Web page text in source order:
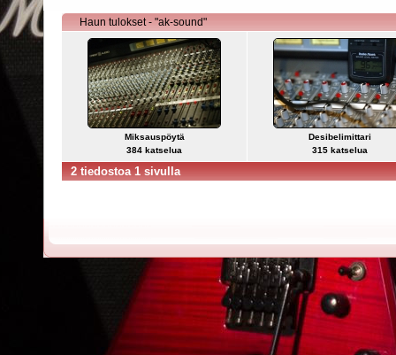
Haun tulokset - "ak-sound"
Miksauspöytä
384 katselua
Desibelimittari
315 katselua
2 tiedostoa 1 sivulla